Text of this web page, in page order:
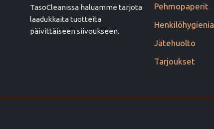
TasoCleanissa haluamme tarjota
laadukkaita tuotteita
päivittäiseen siivoukseen.
Pehmopaperit
Henkilöhygienia
Jätehuolto
Tarjoukset